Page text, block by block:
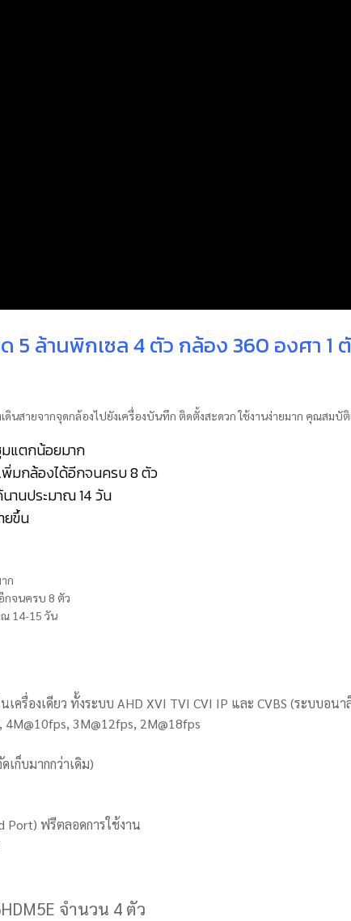
5 ล้านพิกเซล 4 ตัว กล้อง 360 องศา 1
นสายจากจุดกล้องไปยังเครื่องบันทึก ติดตั้งสะดวก ใช้งานง่ายมาก คุณสมบัติ
แตกน้อยมาก
พิ่มกล้องได้อีกจนครบ 8 ตัว
านประมาณ 14 วัน
ยขึ้น
ก
กจนครบ 8 ตัว
14-15 วัน
ครื่องเดียว ทั้งระบบ AHD XVI TVI CVI IP และ CVBS (ระบบอนา
3M@12fps, 2M@18fps
ก็บมากกว่าเดิม)
Port) ฟรีตลอดการใช้งาน
จำนวน 4 ตัว